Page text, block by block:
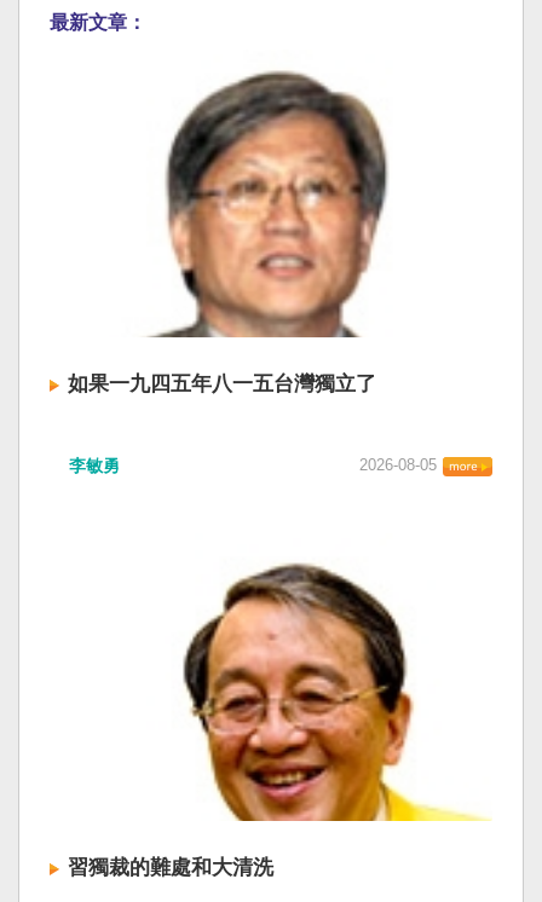
最新文章：
如果一九四五年八一五台灣獨立了
李敏勇 2026-08-05
習獨裁的難處和大清洗